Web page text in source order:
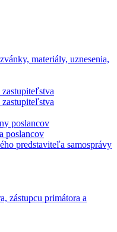
materiály, uznesenia,
zastupiteľstva
poslancov
poslancov
predstaviteľa samosprávy
zástupcu primátora a